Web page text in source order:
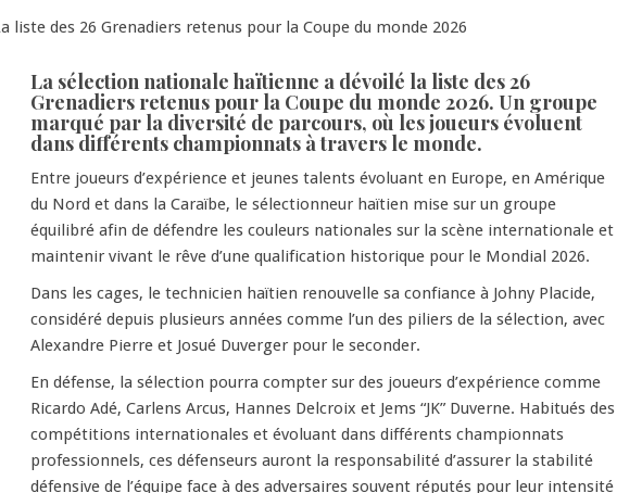
La sélection nationale haïtienne a dévoilé la liste des 26
Grenadiers retenus pour la Coupe du monde 2026. Un groupe
marqué par la diversité de parcours, où les joueurs évoluent
dans différents championnats à travers le monde.
Entre joueurs d’expérience et jeunes talents évoluant en Europe, en Amérique
du Nord et dans la Caraïbe, le sélectionneur haïtien mise sur un groupe
équilibré afin de défendre les couleurs nationales sur la scène internationale et
maintenir vivant le rêve d’une qualification historique pour le Mondial 2026.
Dans les cages, le technicien haïtien renouvelle sa confiance à Johny Placide,
considéré depuis plusieurs années comme l’un des piliers de la sélection, avec
Alexandre Pierre et Josué Duverger pour le seconder.
En défense, la sélection pourra compter sur des joueurs d’expérience comme
Ricardo Adé, Carlens Arcus, Hannes Delcroix et Jems “JK” Duverne. Habitués des
compétitions internationales et évoluant dans différents championnats
professionnels, ces défenseurs auront la responsabilité d’assurer la stabilité
défensive de l’équipe face à des adversaires souvent réputés pour leur intensité